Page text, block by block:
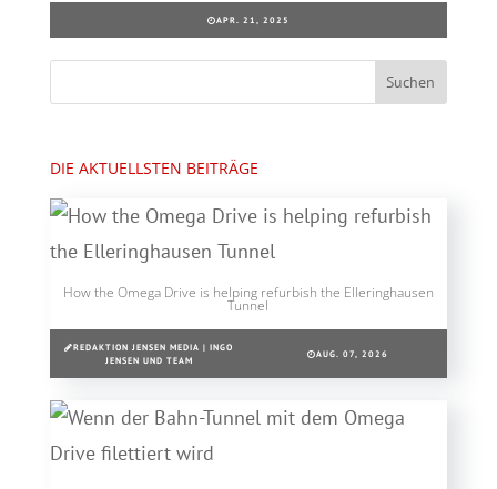
APR. 21, 2025
DIE AKTUELLSTEN BEITRÄGE
How the Omega Drive is helping refurbish the Elleringhausen
Tunnel
REDAKTION JENSEN MEDIA | INGO
JENSEN UND TEAM
AUG. 07, 2026